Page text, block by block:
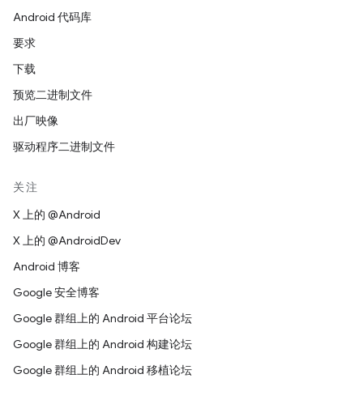
Android 代码库
要求
下载
预览二进制文件
出厂映像
驱动程序二进制文件
关注
X 上的 @Android
X 上的 @AndroidDev
Android 博客
Google 安全博客
Google 群组上的 Android 平台论坛
Google 群组上的 Android 构建论坛
Google 群组上的 Android 移植论坛